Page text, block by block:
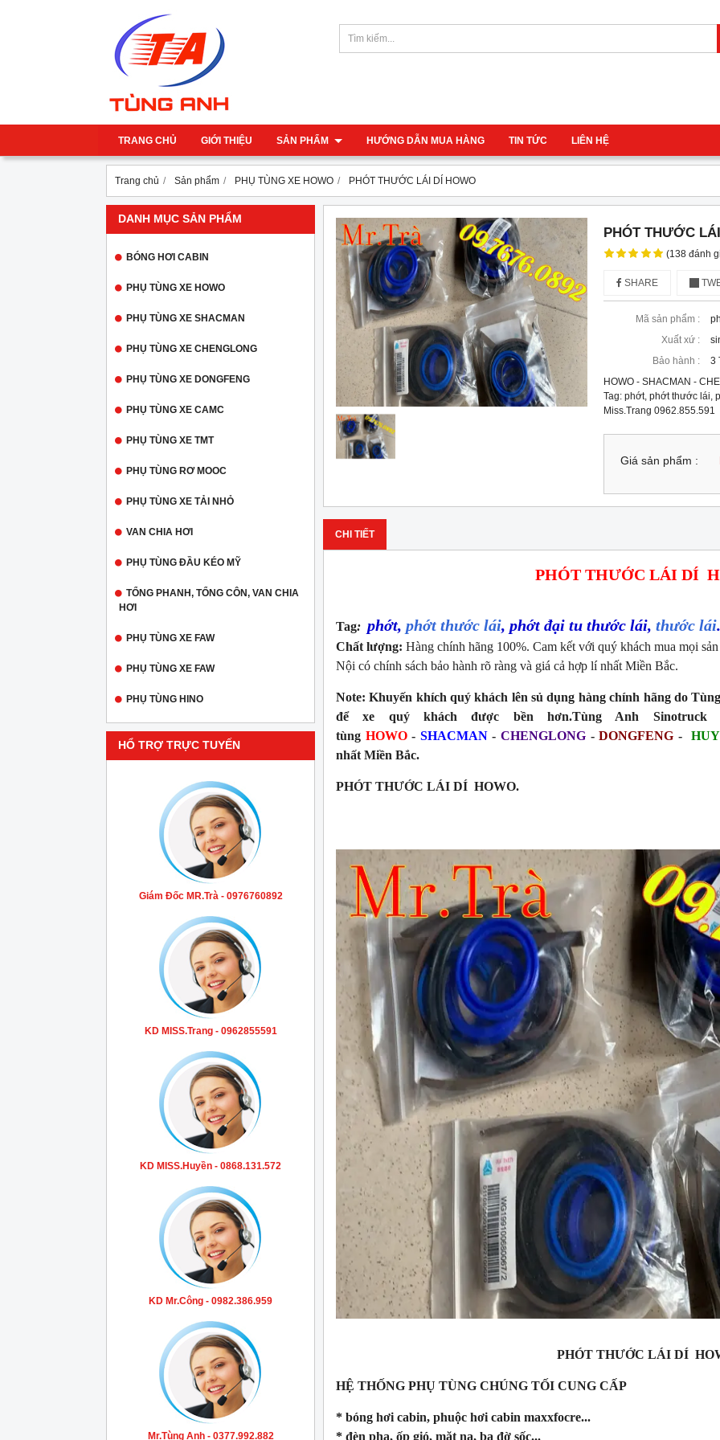
TRANG CHỦ GIỚI THIỆU SẢN PHẨM HƯỚNG DẪN MUA HÀNG TIN TỨC LIÊN HỆ
Trang chủ Sản phẩm PHỤ TÙNG XE HOWO PHÓT THƯỚC LÁI DÍ HOWO
DANH MỤC SẢN PHẨM
BÓNG HƠI CABIN
PHỤ TÙNG XE HOWO
PHỤ TÙNG XE SHACMAN
PHỤ TÙNG XE CHENGLONG
PHỤ TÙNG XE DONGFENG
PHỤ TÙNG XE CAMC
PHỤ TÙNG XE TMT
PHỤ TÙNG RƠ MOOC
PHỤ TÙNG XE TẢI NHỎ
VAN CHIA HƠI
PHỤ TÙNG ĐẦU KÉO MỸ
TỔNG PHANH, TỔNG CÔN, VAN CHIA
HƠI
PHỤ TÙNG XE FAW
PHỤ TÙNG XE FAW
PHỤ TÙNG HINO
HỔ TRỢ TRỰC TUYẾN
Giám Đốc MR.Trà - 0976760892
KD MISS.Trang - 0962855591
KD MISS.Huyền - 0868.131.572
KD Mr.Công - 0982.386.959
Mr.Tùng Anh - 0377.992.882
PHÓT THƯỚC
(138 đánh
SHARE
Mã sản phẩm :
Xuất xứ :
Bảo hành :
3
HOWO - SHACMAN -
Tag: phớt, phớt thước lái,
Miss.Trang 0962.855.591
Giá sản phẩm :
CHI TIẾT
PHÓT THƯỚC LÁI DÍ
Tag: phớt, phớt thước lái, phớt đại tu thước lái, thước lái.
Chất lượng: Hàng chính hãng 100%. Cam kết với quý khách mua mọi
Nội có chính sách bảo hành rõ ràng và giá cả hợp lí nhất Miền Bắc.
Note: Khuyến khích quý khách lên sủ dụng hàng chính hãng do
để xe quý khách được bền hơn.Tùng Anh
tùng HOWO- SHACMAN- CHENGLONG-DONGFENG -
nhất Miền Bắc.
PHÓT THƯỚC LÁI DÍ HOWO.
PHÓT THƯỚC LÁI DÍ
HỆ THỐNG PHỤ TÙNG CHÚNG TỐI CUNG CẤP
* bóng hơi cabin, phuộc hơi cabin maxxfocre...
* đèn pha, ốp gió, mặt nạ, ba đờ sốc...